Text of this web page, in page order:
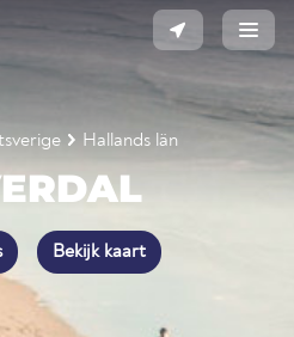
Hallands län
Bekijk kaart